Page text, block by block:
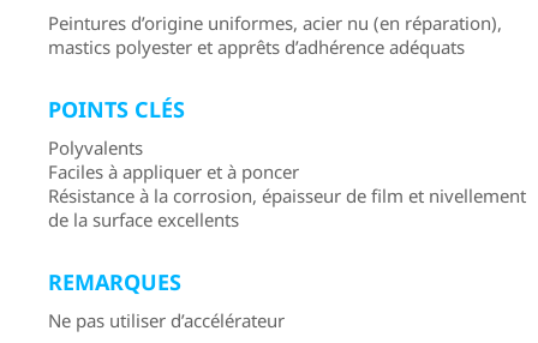
Peintures d’origine uniformes, acier nu (en réparation),
mastics polyester et apprêts d’adhérence adéquats
POINTS CLÉS
Polyvalents
Faciles à appliquer et à poncer
Résistance à la corrosion, épaisseur de film et nivellement
de la surface excellents
REMARQUES
Ne pas utiliser d’accélérateur